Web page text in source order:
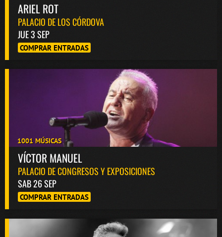
ARIEL ROT
PALACIO DE LOS CÓRDOVA
JUE 3 SEP
COMPRAR ENTRADAS
1001 MÚSICAS
VÍCTOR MANUEL
PALACIO DE CONGRESOS Y EXPOSICIONES
SAB 26 SEP
COMPRAR ENTRADAS